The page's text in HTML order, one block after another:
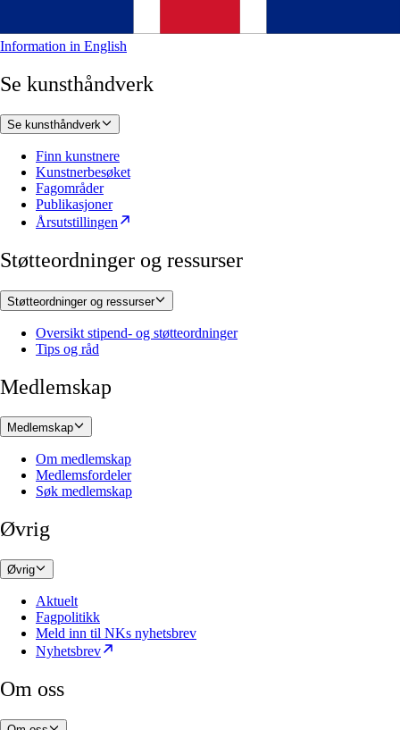
Information in English
Se kunsthåndverk
Se kunsthåndverk
Finn kunstnere
Kunstnerbesøket
Fagområder
Publikasjoner
Årsutstillingen
Støtteordninger og ressurser
Støtteordninger og ressurser
Oversikt stipend- og støtteordninger
Tips og råd
Medlemskap
Medlemskap
Om medlemskap
Medlemsfordeler
Søk medlemskap
Øvrig
Øvrig
Aktuelt
Fagpolitikk
Meld inn til NKs nyhetsbrev
Nyhetsbrev
Om oss